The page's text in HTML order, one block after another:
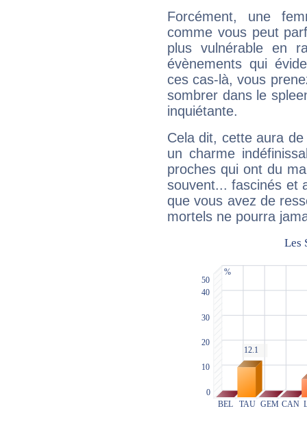
Forcément, une
comme vous peut
plus vulnérable en
évènements qui
ces cas-là, vous
sombrer dans le
inquiétante.
Cela dit, cette aura
un charme
proches qui ont du
souvent... fascinés et
que vous avez de
mortels ne pourra